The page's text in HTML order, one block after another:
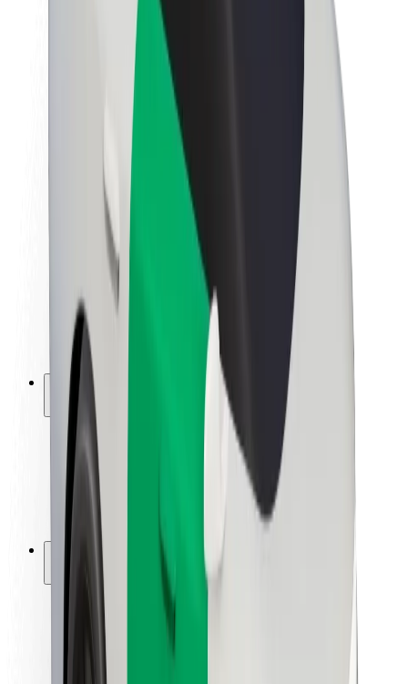
Acerca de Bolt
Sostenibilidad en Bolt
Project Zero
Sala de prensa
Directrices de la marca
Misión
Relación con inversores
Liderazgo
Marca
Medios
Fondo Urbano
Seguridad
Seguridad para usuarios
Seguridad para conductores
Seguridad para patinetes
Laboratorio de seguridad
Ciudades
Dónde estamos
Soluciones para las ciudades
Aeropuertos